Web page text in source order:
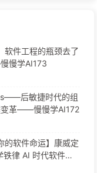
软件工程的瓶颈去了
慢学AI173
后敏捷时代的组
变革——慢慢学AI172
的软件命运】康威定
律 AI 时代软件工